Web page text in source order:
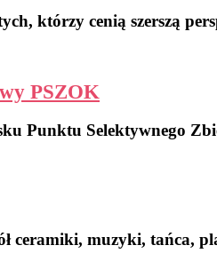
którzy cenią szerszą
PSZOK
Punktu Selektywnego
ceramiki, muzyki, tańca,